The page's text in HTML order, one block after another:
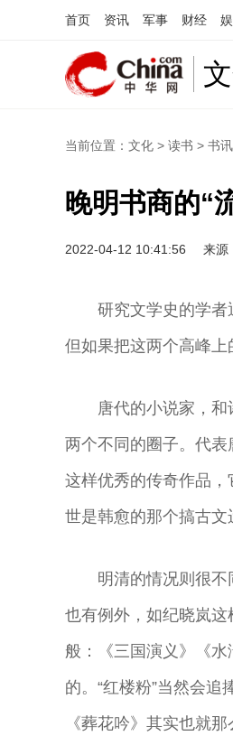
首页 资讯 军事 财经
当前位置： 文化 > 读书 > 书讯
晚明书商的“
2022-04-12 10:41:56 来源
研究文学史的学者
但如果把这两个高峰上
唐代的小说家，
两个不同的圈子。代表
这样优秀的传奇作品
世是韩愈的那个搞古文
明清的情况则很
也有例外，如纪晓岚
般：《三国演义》《
的。“红楼粉”当然会
《葬花吟》其实也就那